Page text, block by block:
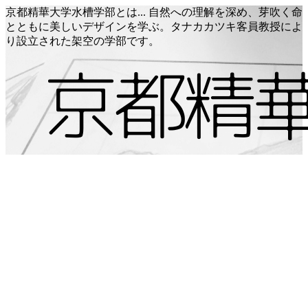
京都精華大学水槽学部とは... 自然への理解を深め、芽吹く命
とともに美しいデザインを学ぶ。タナカカツキ客員教授によ
り設立された架空の学部です。